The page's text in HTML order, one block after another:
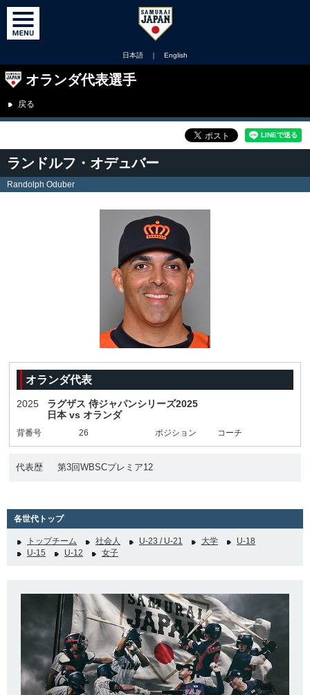
日本語 ｜ English
オランダ代表選手
戻る
ランドルフ・オデュバー
Randolph Oduber
オランダ代表
2025
ラグザス 侍ジャパンシリーズ2025
日本 vs オランダ
背番号 26 ポジション コーチ
代表歴 第3回WBSCプレミア12
各世代トップ
トップチーム 社会人 U-23 / U-21 大学
U-18
U-15
U-12 女子